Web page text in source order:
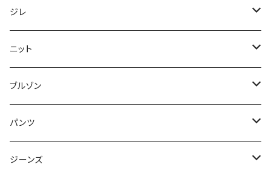
50/XL～
48/L
50/XL～
46/M
48/L
50/XL～
～44/S
46/M
48/L
50/XL～
ジレ
～44/S
46/M
48/L
50/XL～
ニット
～44/S
46/M
48/L
ブルゾン
～44/S
46/M
パンツ
～44/S
ジーンズ